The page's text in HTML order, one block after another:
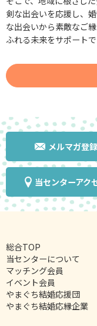
剣な出会いを応援し、
な出会いから素敵なご
ふれる未来をサポートで
メルマガ登録
当センターアク
総合TOP
当センターについて
マッチング会員
イベント会員
やまぐち結婚応援団
やまぐち結婚応縁企業